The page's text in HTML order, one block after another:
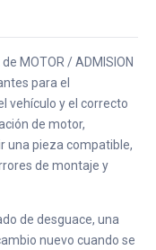
MOTOR / ADMISION
para el
vehículo y el correcto
de motor,
una pieza compatible,
de montaje y
de desguace, una
nuevo cuando se